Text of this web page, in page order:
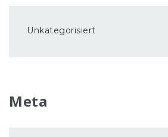
Unkategorisiert
Meta